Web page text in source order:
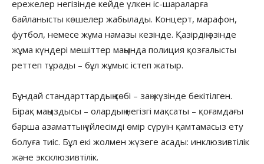
ережелер негізінде кейде үлкен іс-шараларға
байланысты көшелер жабылады. Концерт, марафон,
футбол, немесе жұма намазы кезінде. Қазірдің өзінде
жұма күндері мешіттер маңында полиция қозғалысты
реттеп тұрады – бұл жұмыс істеп жатыр.
Бұндай стандарттардың көбі – заң жүзінде бекітілген.
Бірақ маңыздысы – олардың негізгі мақсаты – қоғамдағы
барша азаматтың үйлесімді өмір сүруін қамтамасыз ету
болуға тиіс. Бұл екі жолмен жүзеге асады: инклюзивтілік
және эксклюзивтілік.